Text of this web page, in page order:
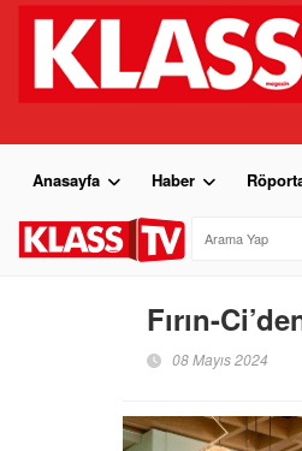
Anasayfa Haber
Fırın-
08 Mayıs 2024